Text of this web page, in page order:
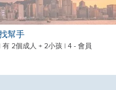
幫手
有 2個成人 + 2小孩 | 4 - 會員